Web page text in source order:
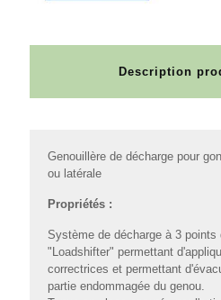
Description
Genouillère de décharge pour
ou latérale
Propriétés :
Système de décharge à 3 points
"Loadshifter" permettant
correctrices et permettant
partie endommagée du genou.